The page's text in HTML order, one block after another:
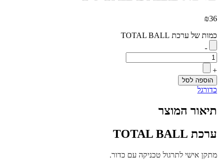
₪36
כמות של ערכת TOTAL BALL
-
+
הוספה לסל
כדורגל
תיאור המוצר
ערכת TOTAL BALL
מתקן אישי לתרגול טכניקה עם כדור.